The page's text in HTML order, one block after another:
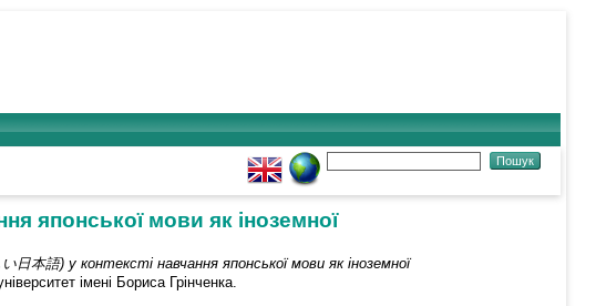
японської мови як іноземної
日本語) у контексті навчання японської мови як іноземної
імені Бориса Грінченка.